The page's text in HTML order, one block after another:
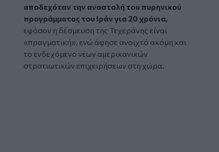
αποδεχόταν την αναστολή του πυρηνικού
προγράμματος του Ιράν για 20 χρόνια,
εφόσον η δέσμευση της Τεχεράνης είναι
«πραγματική», ενώ άφησε ανοιχτό ακόμη και
το ενδεχόμενο νέων αμερικανικών
στρατιωτικών επιχειρήσεων στη χώρα.